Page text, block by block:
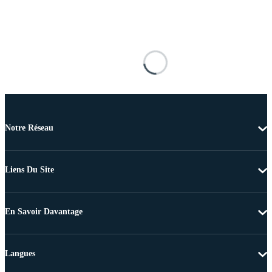
Notre Réseau
Liens Du Site
En Savoir Davantage
Langues